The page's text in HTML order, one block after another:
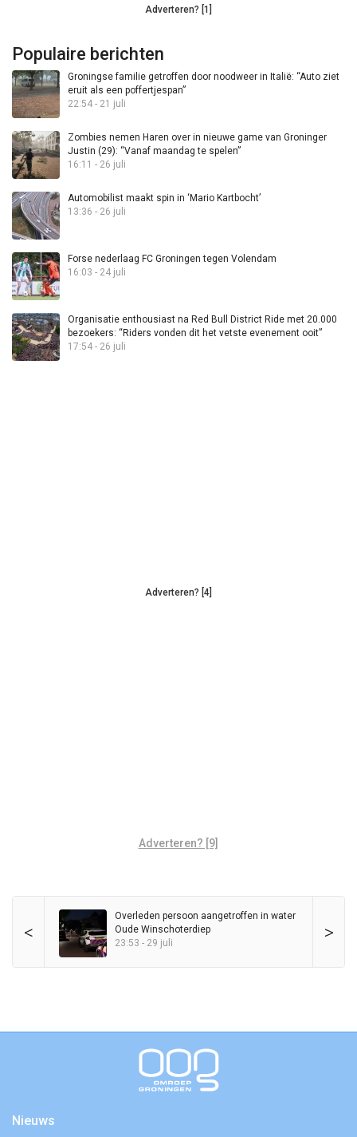
Adverteren? [1]
Populaire berichten
Groningse familie getroffen door noodweer in Italië: “Auto ziet
eruit als een poffertjespan”
22:54 - 21 juli
Zombies nemen Haren over in nieuwe game van Groninger
Justin (29): “Vanaf maandag te spelen”
16:11 - 26 juli
Automobilist maakt spin in ‘Mario Kartbocht’
13:36 - 26 juli
Forse nederlaag FC Groningen tegen Volendam
16:03 - 24 juli
Organisatie enthousiast na Red Bull District Ride met 20.000
bezoekers: “Riders vonden dit het vetste evenement ooit”
17:54 - 26 juli
Adverteren? [4]
Adverteren? [9]
< >
Overleden persoon aangetroffen in water
Oude Winschoterdiep
23:53 - 29 juli
Nieuws